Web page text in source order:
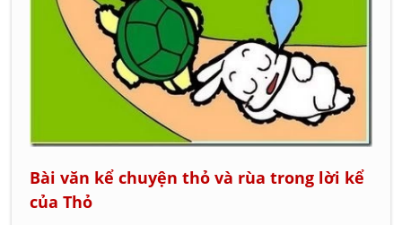
Bài văn kể chuyện thỏ và rùa trong lời kể
của Thỏ